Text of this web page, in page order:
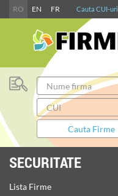
RO EN FR Cauta CUI-uri
SECURITATE
Lista Firme